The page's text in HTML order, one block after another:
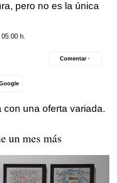
pero no es la única
h.
Comentar ·
una oferta variada.
un mes más